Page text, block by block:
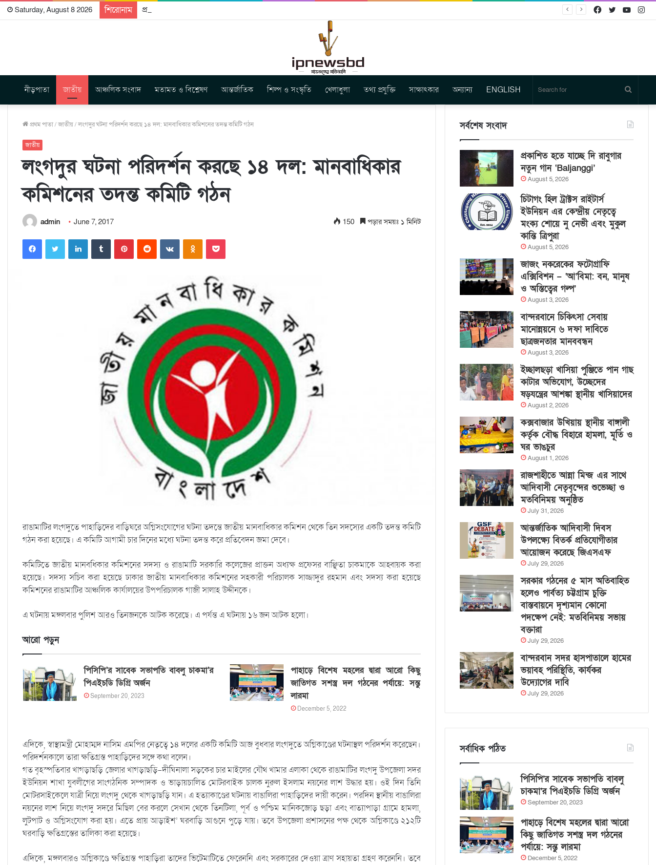
Saturday, August 8 2026 শিরোনাম প্রকাশিত হতে যাচ্ছে দি রাবুগার নতুন গান ‘Baljanggi’ Twitter
Facebook
নীড়পাতা জাতীয় আঞ্চলিক সংবাদ মতামত ও বিশ্লেষণ আন্তর্জাতিক শিল্প ও সংস্কৃতি খেলাধুলা তথ্য প্রযুক্তি সাক্ষাৎকার অন্যান্য ENGLISH
for
প্রথম পাতা/জাতীয়/লংগদুর ঘটনা পরিদর্শন করছে ১৪ দল: মানবাধিকার কমিশনের তদন্ত কমিটি গঠন
জাতীয়
লংগদুর ঘটনা পরিদর্শন করছে ১৪ দল: মানবাধিকার
কমিশনের তদন্ত কমিটি গঠন
admin June 7, 2017 150 পড়ার সময়ঃ ১ মিনিট
রাঙামাটির লংগদুতে পাহাড়িদের বাড়িঘরে অগ্নিসংযোগের ঘটনা তদন্তে জাতীয় মানবাধিকার কমিশন থেকে তিন সদস্যের একটি তদন্ত কমিটি
গঠন করা হয়েছে। এ কমিটি আগামী চার দিনের মধ্যে ঘটনা তদন্ত করে প্রতিবেদন জমা দেবে।
কমিটিতে জাতীয় মানবধিকার কমিশনের সদস্য ও রাঙামাটি সরকারি কলেজের প্রাক্তন অধ্যক্ষ প্রফেসর বাঞ্ছিতা চাকমাকে আহ্বায়ক করা
হয়েছে। সদস্য সচিব করা হয়েছে ঢাকার জাতীয় মানবাধিকার কমিশনের সহকারী পরিচালক সাজ্জাদুর রহমান এবং সদস্য করা হয়েছে
কমিশনের রাঙামাটির আঞ্চলিক কার্যালয়ের উপপরিচালক গাজী সালাহ উদ্দীনকে।
এ ঘটনায় মঙ্গলবার পুলিশ আরও তিনজনকে আটক করেছে। এ পর্যন্ত এ ঘটনায় ১৬ জন আটক হলো।
আরো পড়ুন
পিসিপি’র সাবেক সভাপতি বাবলু চাকমা’র
পিএইচডি ডিগ্রি অর্জন
September 20, 2023
পাহাড়ে বিশেষ মহলের দ্বারা আরো কিছু
জাতিগত সশস্ত্র দল গঠনের পর্যায়ে: সন্তু
লারমা
December 5, 2022
এদিকে, স্বাস্থ্যমন্ত্রী মোহাম্মদ নাসিম এমপির নেতৃত্বে ১৪ দলের একটি কমিটি আজ বুধবার লংগদুতে অগ্নিকাণ্ডের ঘটনাস্থল পরিদর্শন করেছেন।
পরিদর্শনকালে তারা ক্ষতিগ্রস্ত পাহাড়িদের সঙ্গে কথা বলেন।
গত বৃহস্পতিবার খাগড়াছড়ি জেলার খাগড়াছড়ি-দীঘিনালা সড়কের চার মাইলের যৌথ খামার এলাকা থেকে রাঙামাটির লংগদু উপজেলা সদর
ইউনিয়ন শাখা যুবলীগের সাংগঠনিক সম্পাদক ও ভাড়ায়চালিত মোটরবাইক চালক নুরুল ইসলাম নয়নের লাশ উদ্ধার হয়। ওই দিন তিনি
মোটরসাইকেলে যাত্রী নিয়ে লংগদু থেকে খাগড়াছড়ি যান। এ হত্যাকাণ্ডের ঘটনায় বাঙালিরা পাহাড়িদের দায়ী করেন। পরদিন স্থানীয় বাঙালিরা
নয়নের লাশ নিয়ে লংগদু সদরে মিছিল বের করলে সেখান থেকে তিনটিলা, পূর্ব ও পশ্চিম মানিকজোড় ছড়া এবং বাত্যাপাড়া গ্রামে হামলা,
লুটপাট ও অগ্নিসংযোগ করা হয়। এতে প্রায় আড়াইশ’ ঘরবাড়ি আগুনে পুড়ে যায়। তবে উপজেলা প্রশাসনের পক্ষ থেকে অগ্নিকাণ্ডে ২১২টি
ঘরবাড়ি ক্ষতিগ্রস্তের তালিকা করা হয়েছে।
এদিকে, মঙ্গলবারও অগ্নিকাণ্ডে ক্ষতিগ্রস্ত পাহাড়িরা তাদের ভিটেমাটিতে ফেরেননি এবং সরকারের দেওয়া ত্রাণ সহায়তা গ্রহণ করেননি। তবে
সর্বশেষ সংবাদ
প্রকাশিত হতে যাচ্ছে দি রাবুগার
নতুন গান ‘Baljanggi’
August 5, 2026
চিটাগং হিল ট্রাক্টস রাইটার্স
ইউনিয়ন এর কেন্দ্রীয় নেতৃত্বে
মংক্য শোয়ে নু নেভী এবং মুকুল
কান্তি ত্রিপুরা
August 5, 2026
জাজং নকরেকের ফটোগ্রাফি
এক্সিবিশন – ‘আ’বিমা: বন, মানুষ
ও অস্তিত্বের গল্প’
August 3, 2026
বান্দরবানে চিকিৎসা সেবায়
মানোন্নয়নে ৬ দফা দাবিতে
ছাত্রজনতার মানববন্ধন
August 3, 2026
ইচ্ছালছড়া খাসিয়া পুঞ্জিতে পান গাছ
কাটার অভিযোগ, উচ্ছেদের
ষড়যন্ত্রের আশঙ্কা স্থানীয় খাসিয়াদের
August 2, 2026
কক্সবাজার উখিয়ায় স্থানীয় বাঙ্গালী
কর্তৃক বৌদ্ধ বিহারে হামলা, মূর্তি ও
ঘর ভাঙচুর
August 1, 2026
রাজশাহীতে আন্না মিন্জ এর সাথে
আদিবাসী নেতৃবৃন্দের শুভেচ্ছা ও
মতবিনিময় অনুষ্ঠিত
July 31, 2026
আন্তর্জাতিক আদিবাসী দিবস
উপলক্ষ্যে বিতর্ক প্রতিযোগীতার
আয়োজন করেছে জিএসএফ
July 29, 2026
সরকার গঠনের ৫ মাস অতিবাহিত
হলেও পার্বত্য চট্টগ্রাম চুক্তি
বাস্তবায়নে দৃশ্যমান কোনো
পদক্ষেপ নেই: মতবিনিময় সভায়
বক্তারা
July 29, 2026
বান্দরবান সদর হাসপাতালে হামের
ভয়াবহ পরিস্থিতি, কার্যকর
উদ্যোগের দাবি
July 29, 2026
সর্বাধিক পঠিত
পিসিপি’র সাবেক সভাপতি বাবলু
চাকমা’র পিএইচডি ডিগ্রি অর্জন
September 20, 2023
পাহাড়ে বিশেষ মহলের দ্বারা আরো
কিছু জাতিগত সশস্ত্র দল গঠনের
পর্যায়ে: সন্তু লারমা
December 5, 2022